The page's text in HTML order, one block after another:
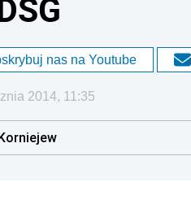
nas na Youtube
2014, 11:35